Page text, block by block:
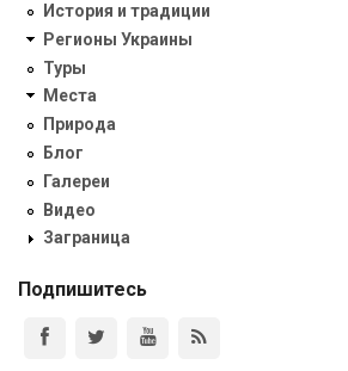
История и традиции
Регионы Украины
Туры
Места
Природа
Блог
Галереи
Видео
Заграница
Подпишитесь